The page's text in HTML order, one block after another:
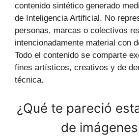
contenido sintético generado
de Inteligencia Artificial. No
personas, marcas o colectivos
intencionadamente material con
Todo el contenido se comparte
fines artísticos, creativos y de
técnica.
¿Qué te pareció
de imágenes